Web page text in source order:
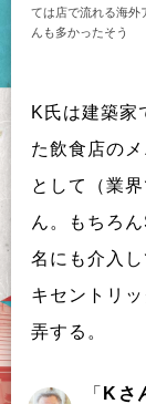
ては店で流れる海外
んも多かったそう
K氏は建築家
た飲食店の
として（業
ん。もちろ
名にも介入
キセントリ
弄する。
「 Kさ